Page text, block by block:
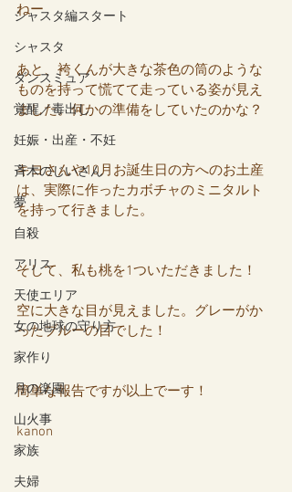
シャスタ編スタート
シャスタ
ダンスミュア
覚醒／毒出し
妊娠・出産・不妊
斉木のじいさん
夢
自殺
アリス
天使エリア
女の地球の守り方
家作り
月の楽園
山火事
家族
夫婦
ねー
あと、袴くんが大きな茶色の筒のような
ものを持って慌てて走っている姿が見え
ました。何かの準備をしていたのかな？
キヨさんや10月お誕生日の方へのお土産
は、実際に作ったカボチャのミニタルト
を持って行きました。
そして、私も桃を1ついただきました！
空に大きな目が見えました。グレーがか
ったブルーの目でした！
簡単な報告ですが以上でーす！
kanon